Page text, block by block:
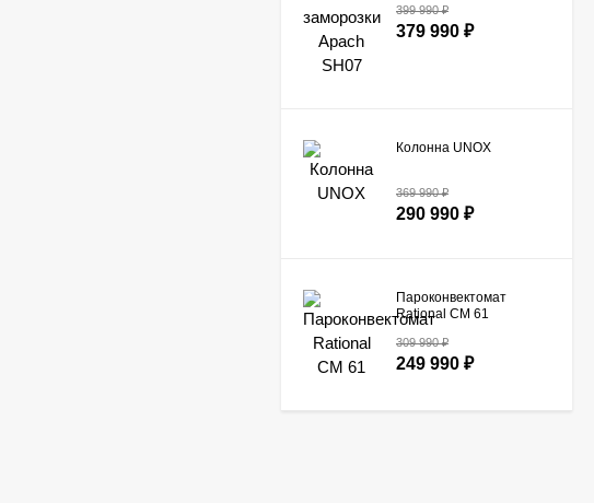
399 990₽
379 990 ₽
Колонна UNOX
369 990₽
290 990 ₽
Пароконвектомат
Rational CM 61​
309 990₽
249 990 ₽